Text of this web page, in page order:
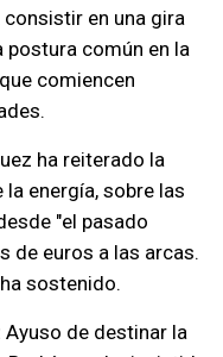
en una gira
postura común en la
comiencen
ha reiterado la
energía, sobre las
"el pasado
de euros a las arcas.
sostenido.
Ayuso de destinar la